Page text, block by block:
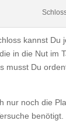
kannst Du
in die Nut im
musst Du
nur noch die